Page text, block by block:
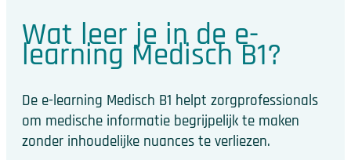
Wat leer je in de e-
learning Medisch B1?
De e-learning Medisch B1 helpt zorgprofessionals
om medische informatie begrijpelijk te maken
zonder inhoudelijke nuances te verliezen.